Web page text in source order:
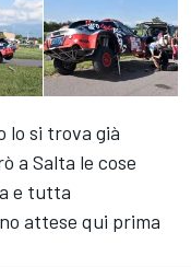
lo si trova già
a Salta le cose
e tutta
attese qui prima